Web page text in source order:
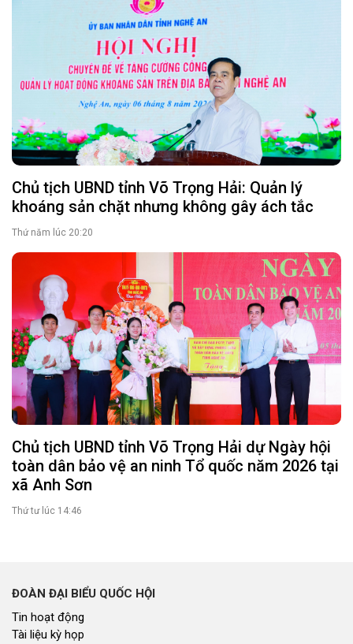
Chủ tịch UBND tỉnh Võ Trọng Hải: Quản lý
khoáng sản chặt nhưng không gây ách tắc
Thứ năm lúc 20:20
Chủ tịch UBND tỉnh Võ Trọng Hải dự Ngày hội
toàn dân bảo vệ an ninh Tổ quốc năm 2026 tại
xã Anh Sơn
Thứ tư lúc 14:46
ĐOÀN ĐẠI BIỂU QUỐC HỘI
Tin hoạt động
Tài liệu kỳ họp